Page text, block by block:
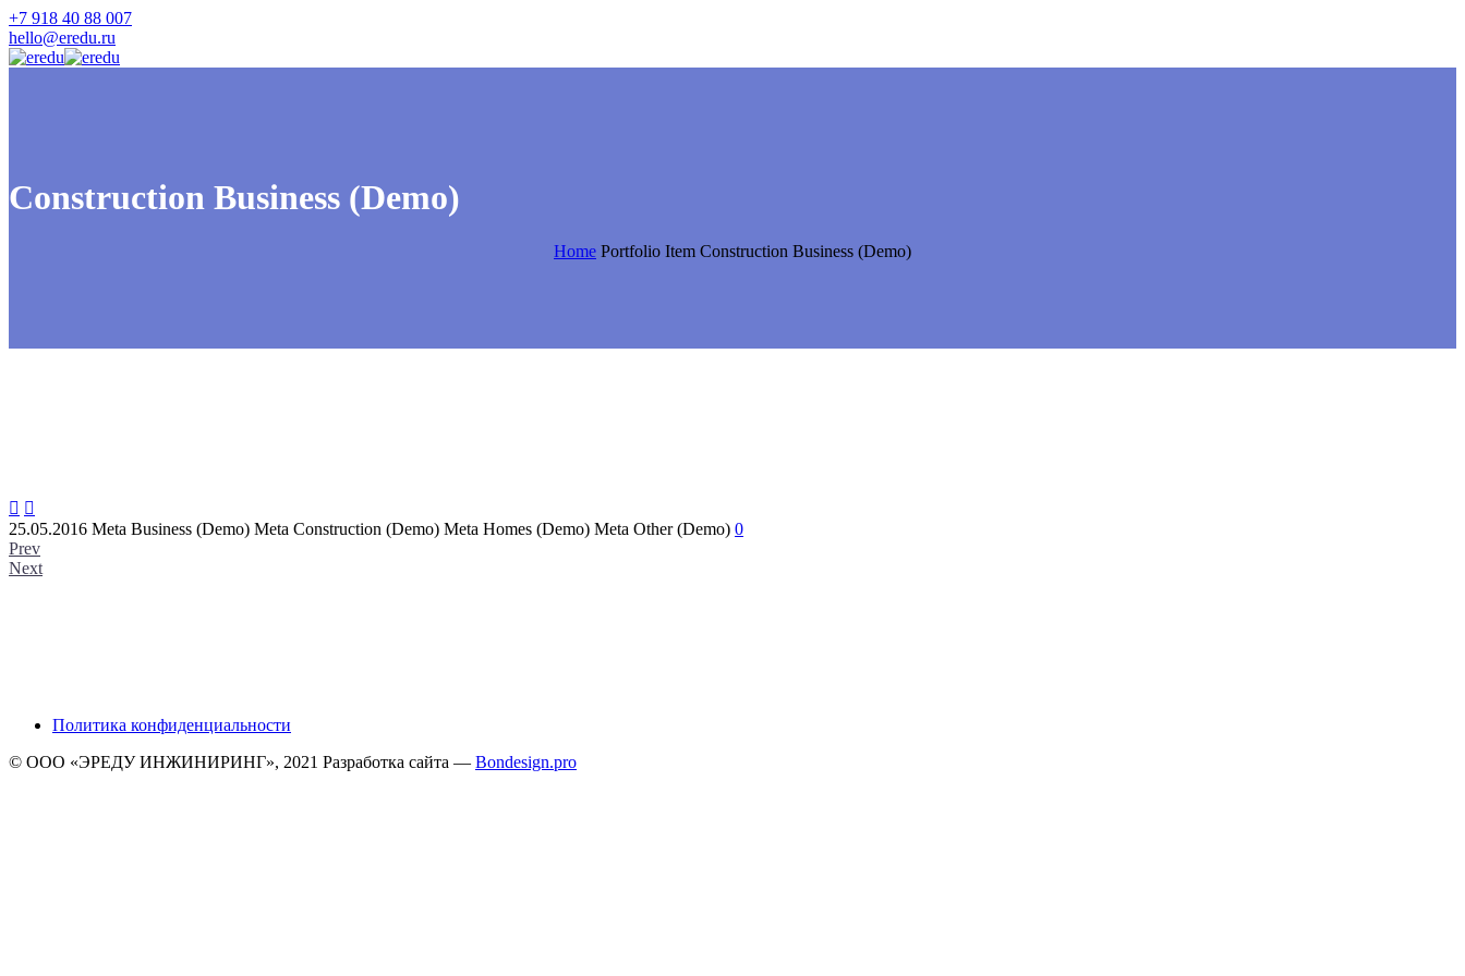
+7 918 40 88 007
hello@eredu.ru
Construction Business (Demo)
Home Portfolio Item Construction Business (Demo)
 
25.05.2016 Meta Business (Demo) Meta Construction (Demo) Meta Homes (Demo) Meta Other (Demo) 0
Prev
Next
Политика конфиденциальности
© ООО «ЭРЕДУ ИНЖИНИРИНГ», 2021 Разработка сайта — Bondesign.pro